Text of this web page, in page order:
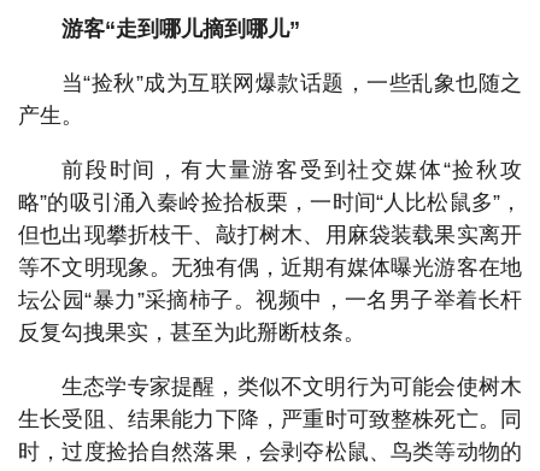
游客“走到哪儿摘到哪儿”
当“捡秋”成为互联网爆款话题，一些乱象也随之
产生。
前段时间，有大量游客受到社交媒体“捡秋攻
略”的吸引涌入秦岭捡拾板栗，一时间“人比松鼠多”，
但也出现攀折枝干、敲打树木、用麻袋装载果实离开
等不文明现象。无独有偶，近期有媒体曝光游客在地
坛公园“暴力”采摘柿子。视频中，一名男子举着长杆
反复勾拽果实，甚至为此掰断枝条。
生态学专家提醒，类似不文明行为可能会使树木
生长受阻、结果能力下降，严重时可致整株死亡。同
时，过度捡拾自然落果，会剥夺松鼠、鸟类等动物的